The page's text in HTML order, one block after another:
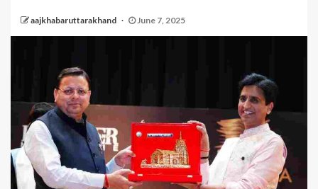
aajkhabaruttarakhand June 7, 2025